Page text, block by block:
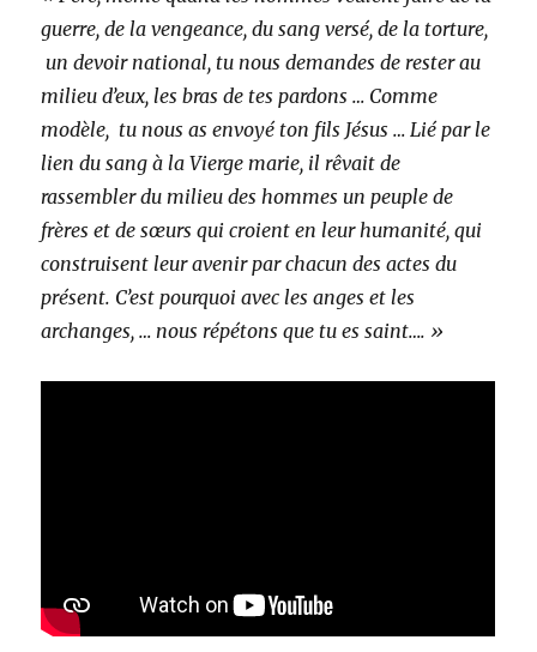
guerre, de la vengeance, du sang versé, de la torture,
un devoir national, tu nous demandes de rester au
milieu d’eux, les bras de tes pardons … Comme
modèle, tu nous as envoyé ton fils Jésus … Lié par le
lien du sang à la Vierge marie, il rêvait de
rassembler du milieu des hommes un peuple de
frères et de sœurs qui croient en leur humanité, qui
construisent leur avenir par chacun des actes du
présent. C’est pourquoi avec les anges et les
archanges, … nous répétons que tu es saint…. »